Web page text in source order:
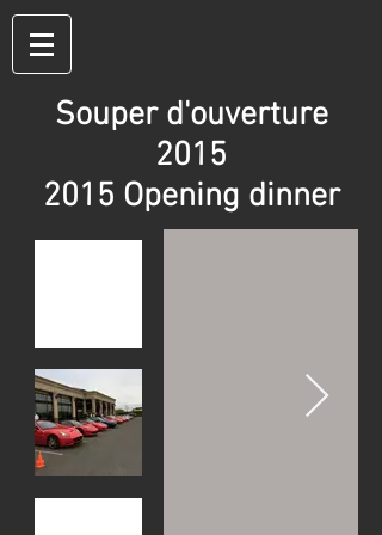
Souper d'ouverture
2015
2015 Opening dinner